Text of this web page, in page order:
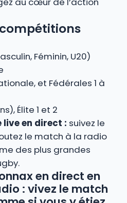
Féminin, U20)
et Fédérales 1 à
Élite 1 et 2
live en direct : suivez le
le match à la radio
des plus grandes
en direct en
: vivez le match